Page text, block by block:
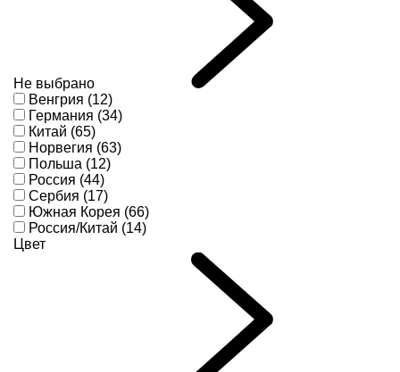
Не выбрано
Венгрия (12)
Германия (34)
Китай (65)
Норвегия (63)
Польша (12)
Россия (44)
Сербия (17)
Южная Корея (66)
Россия/Китай (14)
Цвет